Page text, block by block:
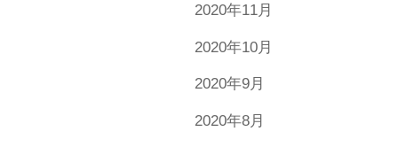
2020年11月
2020年10月
2020年9月
2020年8月